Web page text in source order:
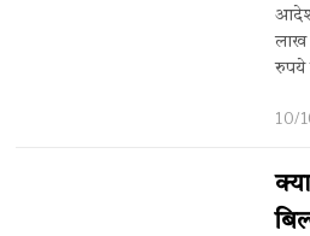
लाख
रुपये
10/